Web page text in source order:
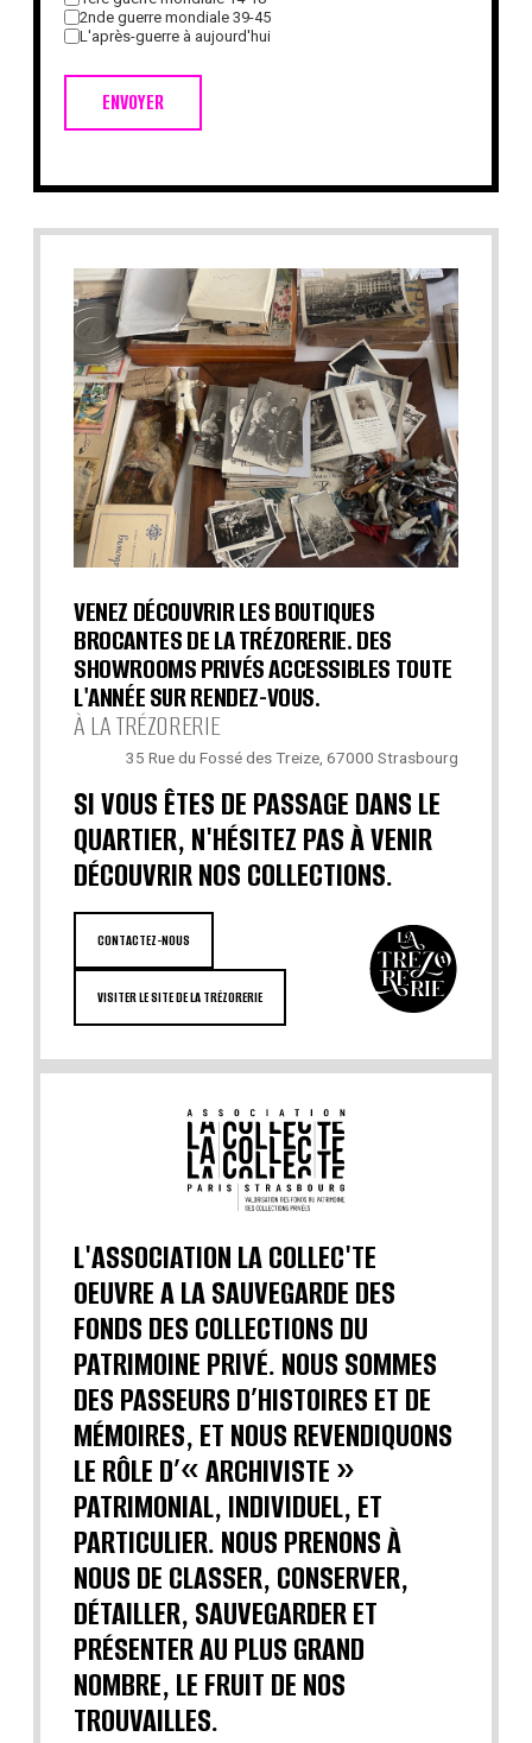
ENVOYER
2nde guerre mondiale 39-45
L'après-guerre à aujourd'hui
VENEZ DÉCOUVRIR LES BOUTIQUES
BROCANTES DE LA TRÉZORERIE. DES
SHOWROOMS PRIVÉS ACCESSIBLES TOUTE
L'ANNÉE SUR RENDEZ-VOUS.
À LA TRÉZORERIE
35 Rue du Fossé des Treize, 67000 Strasbourg
SI VOUS ÊTES DE PASSAGE DANS LE
QUARTIER, N'HÉSITEZ PAS À VENIR
DÉCOUVRIR NOS COLLECTIONS.
CONTACTEZ-NOUS
VISITER LE SITE DE LA TRÉZORERIE
L'ASSOCIATION LA COLLEC'TE
OEUVRE A LA SAUVEGARDE DES
FONDS DES COLLECTIONS DU
PATRIMOINE PRIVÉ. NOUS SOMMES
DES PASSEURS D’HISTOIRES ET DE
MÉMOIRES, ET NOUS REVENDIQUONS
LE RÔLE D’« ARCHIVISTE »
PATRIMONIAL, INDIVIDUEL, ET
PARTICULIER. NOUS PRENONS À
NOUS DE CLASSER, CONSERVER,
DÉTAILLER, SAUVEGARDER ET
PRÉSENTER AU PLUS GRAND
NOMBRE, LE FRUIT DE NOS
TROUVAILLES.